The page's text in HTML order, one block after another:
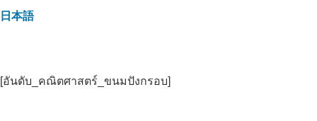
日本語
[อันดับ_คณิตศาสตร์_ขนมปังกรอบ]